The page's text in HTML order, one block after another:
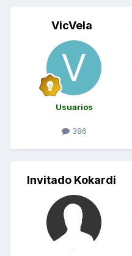
VicVela
Usuarios
386
Invitado Kokardi